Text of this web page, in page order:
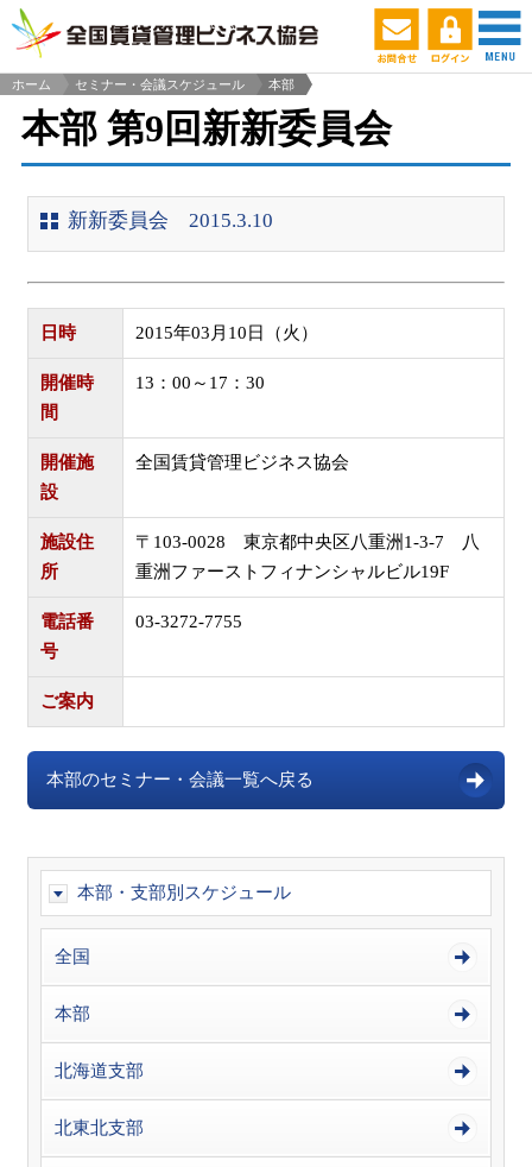
ホーム
セミナー・会議スケジュール
本部
本部 第9回新新委員会
新新委員会 2015.3.10
日時 2015年03月10日（火）
開催時
間
13：00～17：30
開催施
設
全国賃貸管理ビジネス協会
施設住
所
〒103-0028 東京都中央区八重洲1-3-7 八
重洲ファーストフィナンシャルビル19F
電話番
号
03-3272-7755
ご案内
本部のセミナー・会議一覧へ戻る
本部・支部別スケジュール
全国
本部
北海道支部
北東北支部